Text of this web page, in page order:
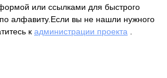
или ссылками для быстрого
по алфавиту.Если вы не нашли нужного
к администрации проекта